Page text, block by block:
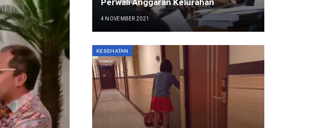
Perwali Anggaran Kelurahan
4 NOVEMBER 2021
KESEHATAN